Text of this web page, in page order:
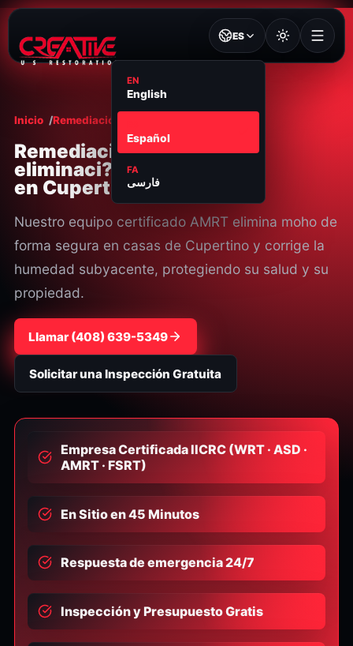
ES
EN
English
Español
FA
فارسی
Inicio Remediación de Moho
Remediaci?n y
eliminaci?n de moho
en Cupertino, CA
Nuestro equipo certificado AMRT elimina moho de
forma segura en casas de Cupertino y corrige la
humedad subyacente, protegiendo su salud y su
propiedad.
Llamar⁦(408) 639-5349⁩
Solicitar una Inspección Gratuita
Empresa Certificada IICRC (WRT · ASD ·
AMRT · FSRT)
En Sitio en 45 Minutos
Respuesta de emergencia 24/7
Inspección y Presupuesto Gratis